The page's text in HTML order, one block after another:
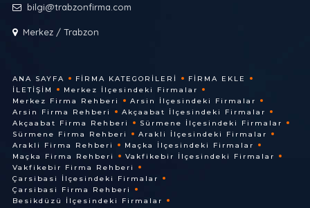
bilgi@trabzonfirma.com
Merkez / Trabzon
ANA SAYFA FIRMA KATEGORILERI
FIRMA EKLE
İLETIŞIM
Merkez İlçesindeki Firmalar
Merkez Firma Rehberi
Arsin İlçesindeki Firmalar
Arsin Firma Rehberi
Akçaabat İlçesindeki Firmalar
Akçaabat Firma Rehberi
Sürmene İlçesindeki Firmalar
Sürmene Firma Rehberi
Arakli İlçesindeki Firmalar
Arakli Firma Rehberi
Maçka İlçesindeki Firmalar
Maçka Firma Rehberi
Vakfikebir İlçesindeki Firmalar
Vakfikebir Firma Rehberi
Çarsibasi İlçesindeki Firmalar
Çarsibasi Firma Rehberi
Besikdüzü İlçesindeki Firmalar